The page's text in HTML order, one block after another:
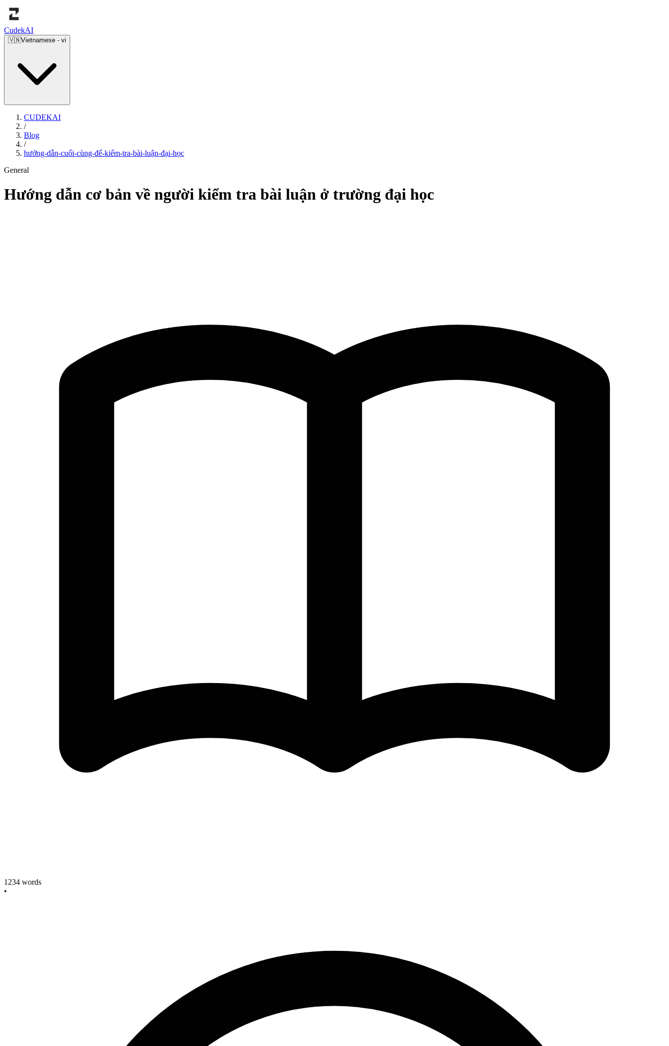
CudekAI
🇻🇳Vietnamese - vi
CUDEKAI
/
Blog
/
hướng-dẫn-cuối-cùng-để-kiểm-tra-bài-luận-đại-học
General
Hướng dẫn cơ bản về người kiểm tra bài luận ở trường đại học
1234 words
•